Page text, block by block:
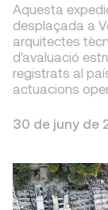
Aquesta
desplaçada a
arquitectes
d'avaluació
registrats al
actuacions
30 de juny de